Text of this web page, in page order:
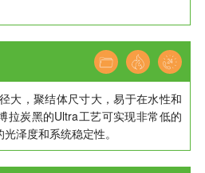
大，聚结体尺寸大，易于在水性和
拉炭黑的Ultra工艺可实现非常低的
泽度和系统稳定性。